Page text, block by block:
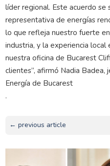
líder regional. Este acuerdo se
representativa de energías
lo que refleja nuestro fuerte
industria, y la experiencia
nuestra oficina de Bucarest
clientes”, afirmó Nadia
Energía de Bucarest
.
← previous article